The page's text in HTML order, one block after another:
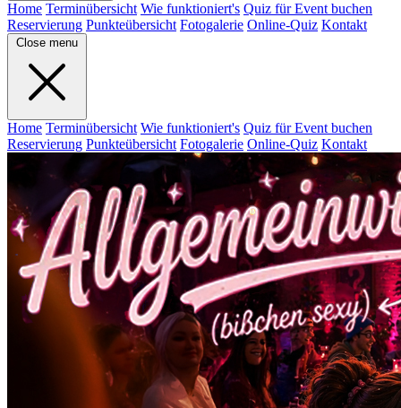
Home Terminübersicht Wie funktioniert's Quiz für Event buchen
Reservierung Punkteübersicht Fotogalerie Online-Quiz Kontakt
Close menu
Home Terminübersicht Wie funktioniert's Quiz für Event buchen
Reservierung Punkteübersicht Fotogalerie Online-Quiz Kontakt